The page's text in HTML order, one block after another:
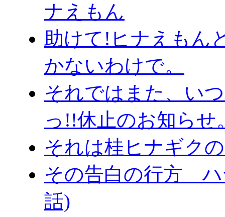
ナえもん
助けて!ヒナえもん
かないわけで。
それではまた、い
っ!!休止のお知らせ
それは桂ヒナギク
その告白の行方 ハ
話)